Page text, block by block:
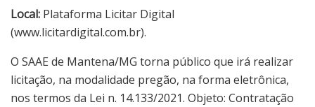
Local: Plataforma Licitar Digital
(www.licitardigital.com.br).
O SAAE de Mantena/MG torna público que irá realizar
licitação, na modalidade pregão, na forma eletrônica,
nos termos da Lei n. 14.133/2021. Objeto: Contratação